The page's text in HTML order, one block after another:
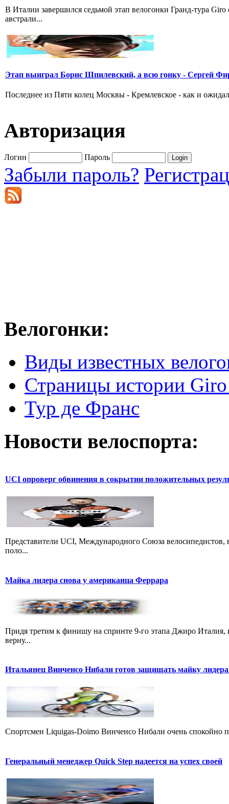
В Италии завершился седьмой этап велогонки Гранд-тура
австрали...
Этап выиграл Борис Шпилевский, а всю гонку - Сергей
Последнее из Пяти колец Москвы - Кремлевское - как и
Авторизация
Логин Пароль
Забыли пароль?
Велогонки:
Виды известных
Страницы истории
Тур де Франс
Новости велоспорта:
UCI опроверг обвинения в сокрытии положительных
Представители UCI, Международного Союза
поло...
Майка лидера снова у американца Феррара
Придя третим к финишу на спринте 9-го этапа Джиро
верну...
Итальянец Винченсо Нибали готов защищать майку
Cпортсмен Liquigas-Doimo Винченсо Нибали очень спокойно
Генеральный менеджер Quick Step надеется на успех своей